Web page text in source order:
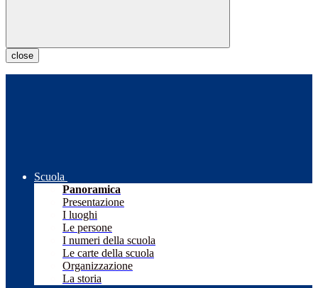
close
Scuola
Panoramica
Presentazione
I luoghi
Le persone
I numeri della scuola
Le carte della scuola
Organizzazione
La storia